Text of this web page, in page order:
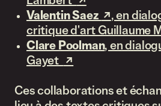
Valentin Saez (lien
, en
critique d'art Guillaume
Clare Poolman, en
Gayet
(lien externe)
Ces collaborations et